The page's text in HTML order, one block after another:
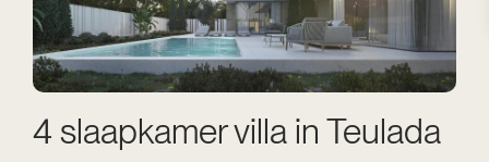
4 slaapkamer villa in Teulada